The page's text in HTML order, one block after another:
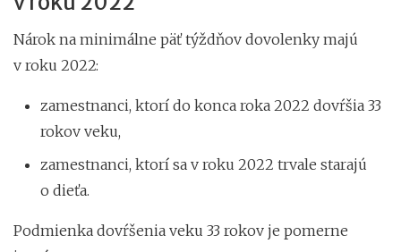
Nárok na minimálne päť týždňov dovolenky majú
v roku 2022:
zamestnanci, ktorí do konca roka 2022 dovŕšia 33
rokov veku,
zamestnanci, ktorí sa v roku 2022 trvale starajú
o dieťa.
Podmienka dovŕšenia veku 33 rokov je pomerne